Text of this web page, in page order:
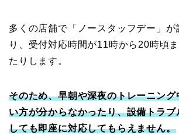
多くの店舗で「ノースタッフデー」が
り、受付対応時間が11時から20時頃
たりします。
そのため、早朝や深夜のトレーニング
い方が分からなかったり、設備トラブ
しても即座に対応してもらえません。